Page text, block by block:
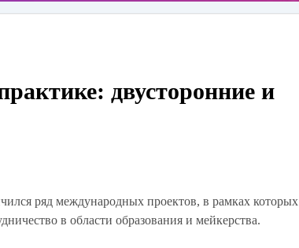
двусторонние и
ряд международных проектов, в рамках которых
в области образования и мейкерства.